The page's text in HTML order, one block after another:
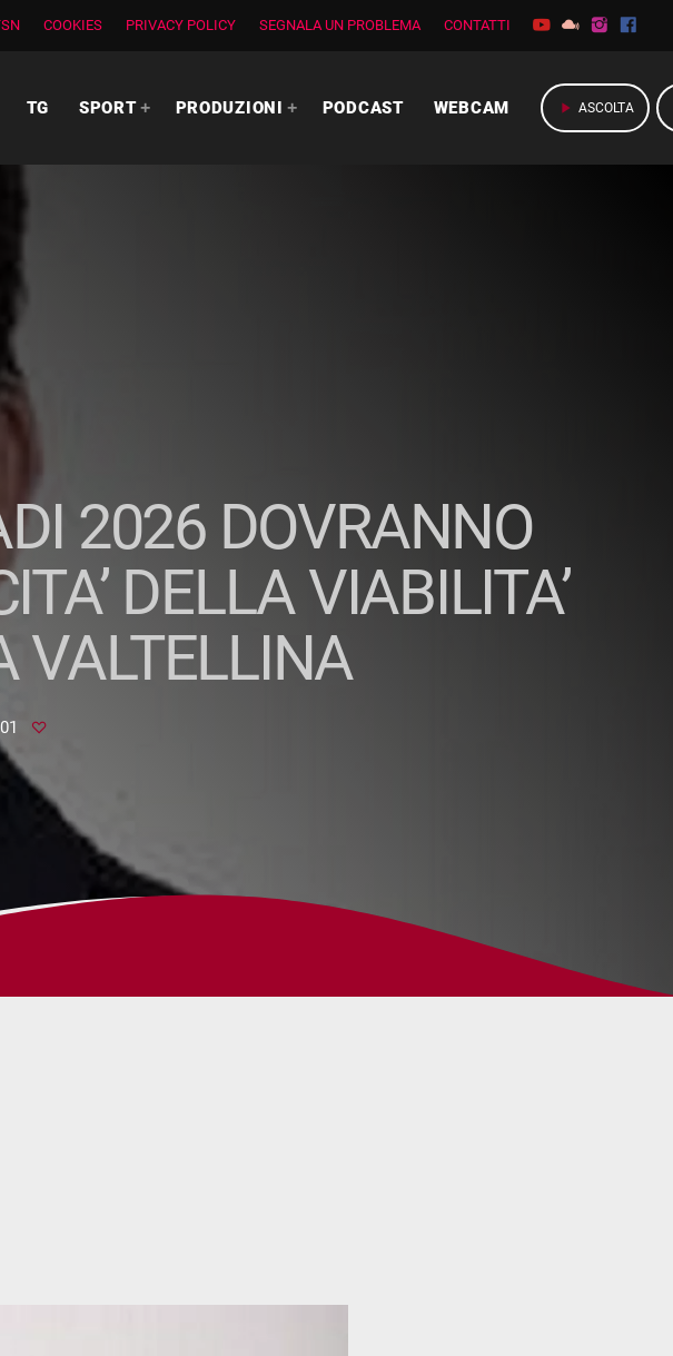
COOKIES PRIVACY POLICY SEGNALA UN PROBLEMA CONTATTI
TG SPORT PRODUZIONI PODCAST WEBCAM play_arrow ASCOLTA
2026 DOVRANNO
DELLA VIABILITA’
VALTELLINA